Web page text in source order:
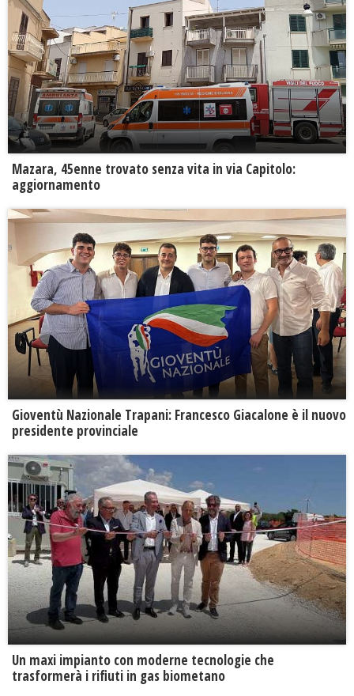
Mazara, 45enne trovato senza vita in via Capitolo:
aggiornamento
Gioventù Nazionale Trapani: Francesco Giacalone è il nuovo
presidente provinciale
Un maxi impianto con moderne tecnologie che
trasformerà i rifiuti in gas biometano